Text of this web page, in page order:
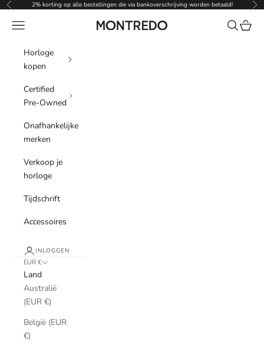
Naar inhoud
Vorige 2% korting op alle bestellingen die via bankoverschrijving worden betaald!
Montredo
Menu Zoeken
Horloge
kopen
Certified
Pre-Owned
Onafhankelijke
merken
Verkoop je
horloge
Tijdschrift
Accessoires
INLOGGEN
EUR €
Land
Australië
(EUR €)
België (EUR
€)